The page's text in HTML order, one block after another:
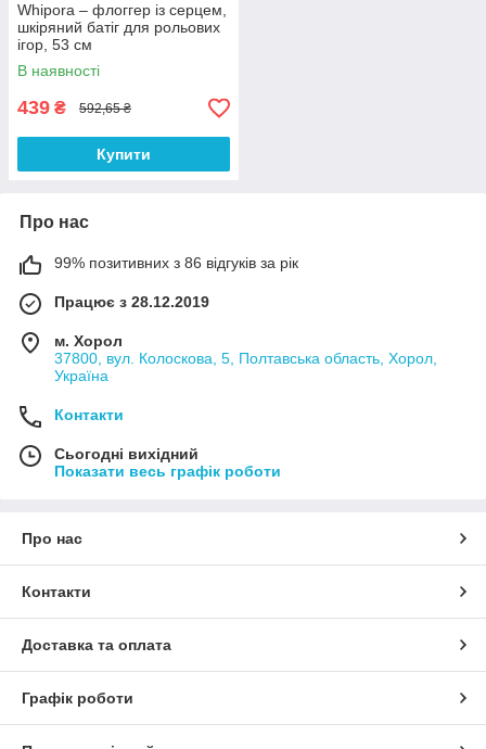
Whipora – флоггер із серцем,
шкіряний батіг для рольових
ігор, 53 см
В наявності
439 ₴ 592,65 ₴
Купити
Про нас
99% позитивних з 86 відгуків за рік
Працює з 28.12.2019
м. Хорол
37800, вул. Колоскова, 5, Полтавська область, Хорол,
Україна
Контакти
Сьогодні вихідний
Показати весь графік роботи
Про нас
Контакти
Доставка та оплата
Графік роботи